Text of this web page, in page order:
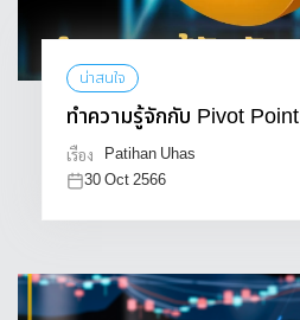
น่าสนใจ
ทำความรู้จักกับ Pivot Point
เรื่อง
Patihan Uhas
30 Oct 2566